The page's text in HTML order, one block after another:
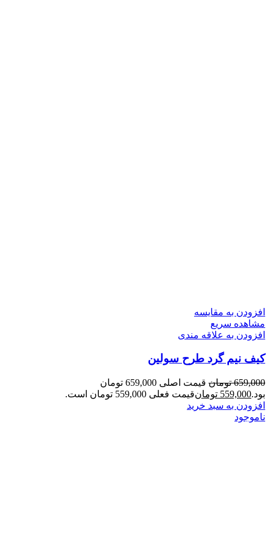
افزودن به مقایسه
مشاهده سریع
افزودن به علاقه مندی
کیف نیم گرد طرح سولین
659,000 تومان
قیمت اصلی 659,000 تومان
بود.559,000 تومانقیمت فعلی 559,000 تومان است.
افزودن به سبد خرید
ناموجود